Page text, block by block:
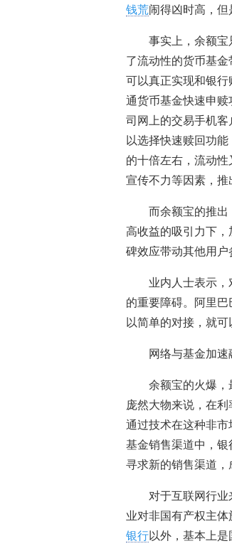
钱荒闹得凶时高，但
事实上，余额宝
了流动性的货币基
可以真正实现和银
通货币基金快速申赎
司网上的交易手机
以选择快速赎回功
的十倍左右，流动
宣传不力等因素，推
而余额宝的推
高收益的吸引力下
碑效应带动其他用户
业内人士表示
的重要障碍。阿里
以简单的对接，就
网络与基金加速
余额宝的火爆
庞然大物来说，在
通过技术在这种非
基金销售渠道中，银
寻求新的销售渠道，
对于互联网行
业对非国有产权主
银行以外，基本上